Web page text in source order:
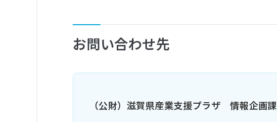
お問い合わせ先
（公財）滋賀県産業支援プラザ 情報企画課